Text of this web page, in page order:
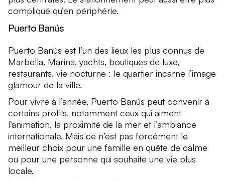
compliqué qu’en périphérie.
Puerto Banús
Puerto Banús est l’un des lieux les plus connus de
Marbella. Marina, yachts, boutiques de luxe,
restaurants, vie nocturne : le quartier incarne l’image
glamour de la ville.
Pour vivre à l’année, Puerto Banús peut convenir à
certains profils, notamment ceux qui aiment
l’animation, la proximité de la mer et l’ambiance
internationale. Mais ce n’est pas forcément le
meilleur choix pour une famille en quête de calme
ou pour une personne qui souhaite une vie plus
locale.